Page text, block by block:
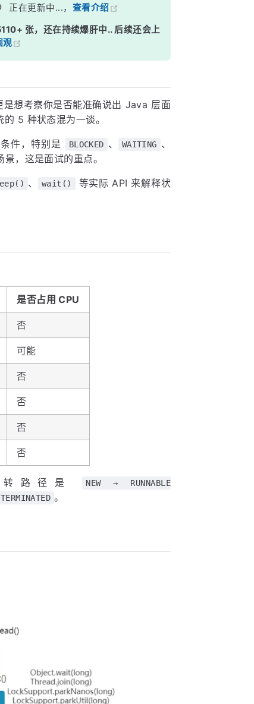
正在更新中...， 查看介绍
张，还在持续爆肝中.. 后续还会上
观
是想考察你是否能准确说出 Java 层面
5 种状态混为一谈。
件，特别是 BLOCKED 、 WAITING 、
，这是面试的重点。
、 wait()
等实际 API 来解释状
是否占用 CPU
否
可能
否
否
否
否
转路径是
NEW → RUNNABLE
。